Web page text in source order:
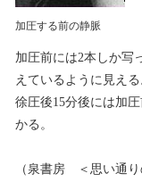
加圧する前の静脈
加圧前には2本しか写
えているように見える
徐圧後15分後には加
かる。
（泉書房 ＜思い通